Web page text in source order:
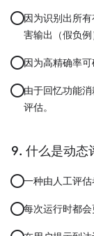
因为识别出所
害输出（假负例
因为高精确率可
由于回忆功能
评估。
什么是动态
一种由人工评估
每次运行时都会